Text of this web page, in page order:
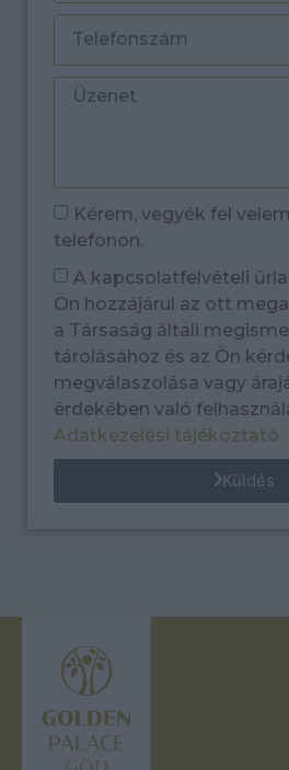
Kérem, vegyék fel
telefonon.
A kapcsolatfelvételi
Ön hozzájárul az ott
a Társaság általi
tárolásához és az Ön
megválaszolása vagy
érdekében való
Adatkezelési tájékoztató
Küldés